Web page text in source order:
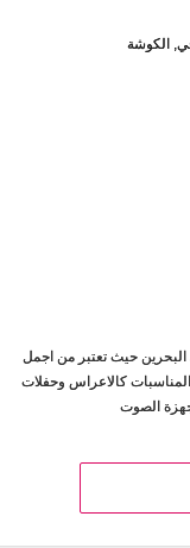
الكوشة
البحرين حيث تعتبر من اجمل
كالاعراس وحفلات
الصوت